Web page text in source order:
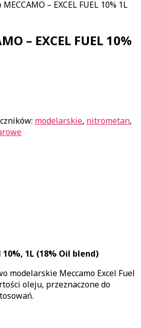
– EXCEL FUEL 10% 1L
– EXCEL FUEL 10%
modelarskie, nitrometan,
10%, 1L (18% Oil blend)
modelarskie Meccamo Excel Fuel
oleju, przeznaczone do